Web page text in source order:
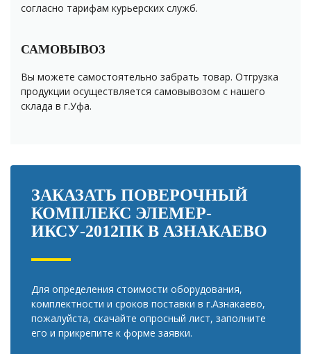
согласно тарифам курьерских служб.
САМОВЫВОЗ
Вы можете самостоятельно забрать товар. Отгрузка
продукции осуществляется самовывозом с нашего
склада в г.Уфа.
ЗАКАЗАТЬ ПОВЕРОЧНЫЙ
КОМПЛЕКС ЭЛЕМЕР-
ИКСУ-2012ПК В АЗНАКАЕВО
Для определения стоимости оборудования,
комплектности и сроков поставки в г.Азнакаево,
пожалуйста, скачайте опросный лист, заполните
его и прикрепите к форме заявки.